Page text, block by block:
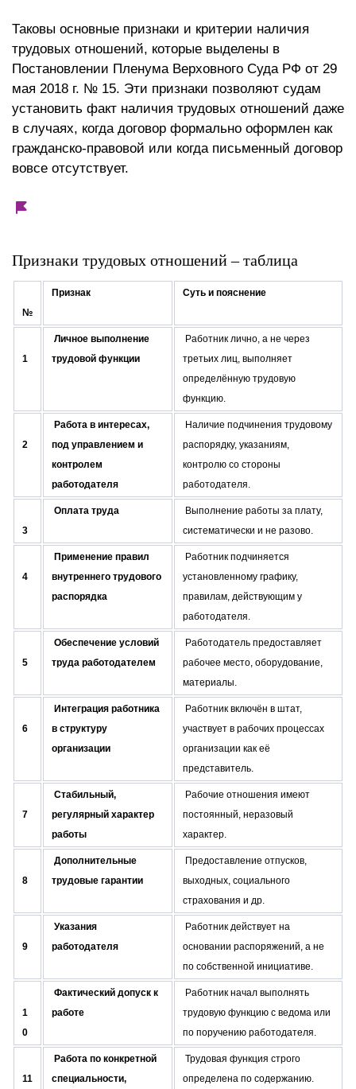
Таковы основные признаки и критерии наличия
трудовых отношений, которые выделены в
Постановлении Пленума Верховного Суда РФ от 29
мая 2018 г. № 15. Эти признаки позволяют судам
установить факт наличия трудовых отношений даже
в случаях, когда договор формально оформлен как
гражданско-правовой или когда письменный договор
вовсе отсутствует.
Признаки трудовых отношений – таблица
№
Признак Суть и пояснение
1
Личное выполнение
трудовой функции
Работник лично, а не через
третьих лиц, выполняет
определённую трудовую
функцию.
2
Работа в интересах,
под управлением и
контролем
работодателя
Наличие подчинения трудовому
распорядку, указаниям,
контролю со стороны
работодателя.
3
Оплата труда
Выполнение работы за плату,
систематически и не разово.
4
Применение правил
внутреннего трудового
распорядка
Работник подчиняется
установленному графику,
правилам, действующим у
работодателя.
5
Обеспечение условий
труда работодателем
Работодатель предоставляет
рабочее место, оборудование,
материалы.
6
Интеграция работника
в структуру
организации
Работник включён в штат,
участвует в рабочих процессах
организации как её
представитель.
7
Стабильный,
регулярный характер
работы
Рабочие отношения имеют
постоянный, неразовый
характер.
8
Дополнительные
трудовые гарантии
Предоставление отпусков,
выходных, социального
страхования и др.
9
Указания
работодателя
Работник действует на
основании распоряжений, а не
по собственной инициативе.
1
0
Фактический допуск к
работе
Работник начал выполнять
трудовую функцию с ведома или
по поручению работодателя.
11
Работа по конкретной
специальности,
Трудовая функция строго
определена по содержанию.